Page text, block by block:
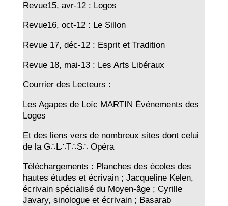
Revue15, avr-12 : Logos
Revue16, oct-12 : Le Sillon
Revue 17, déc-12 : Esprit et Tradition
Revue 18, mai-13 : Les Arts Libéraux
Courrier des Lecteurs :
Les Agapes de Loïc MARTIN Événements des
Loges
Et des liens vers de nombreux sites dont celui
de la G∴L∴T∴S∴ Opéra
Téléchargements : Planches des écoles des
hautes études et écrivain ; Jacqueline Kelen,
écrivain spécialisé du Moyen-âge ; Cyrille
Javary, sinologue et écrivain ; Basarab